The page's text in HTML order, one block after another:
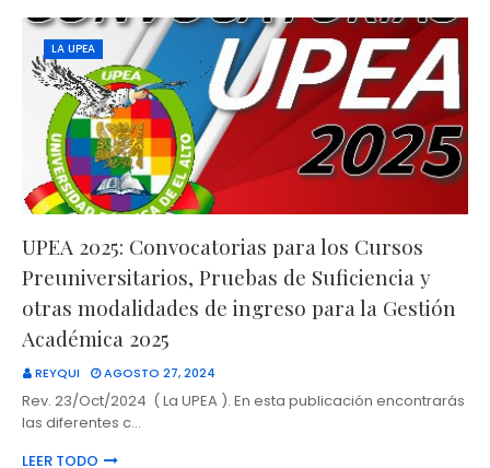
LA UPEA
UPEA 2025: Convocatorias para los Cursos
Preuniversitarios, Pruebas de Suficiencia y
otras modalidades de ingreso para la Gestión
Académica 2025
REYQUI AGOSTO 27, 2024
Rev. 23/Oct/2024 ( La UPEA ). En esta publicación encontrarás
las diferentes c…
LEER TODO